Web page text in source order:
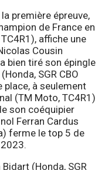
première épreuve,
de France en
affiche une
Cousin
bien tiré son épingle
SGR CBO
à seulement
(TM Moto, TC4R1)
son coéquipier
Ferran Cardus
ferme le top 5 de
(Honda, SGR